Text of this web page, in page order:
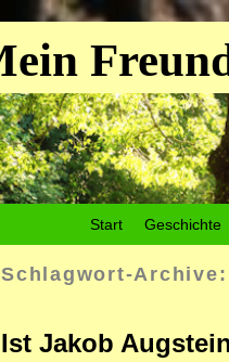
Start Geschichte
Schlagwort-
Ist Jakob